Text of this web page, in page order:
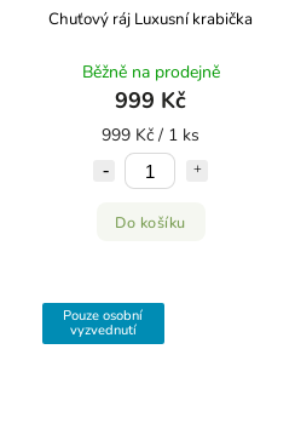
Chuťový ráj Luxusní krabička
Běžně na prodejně
999 Kč
999 Kč / 1 ks
Do košíku
Pouze osobní
vyzvednutí